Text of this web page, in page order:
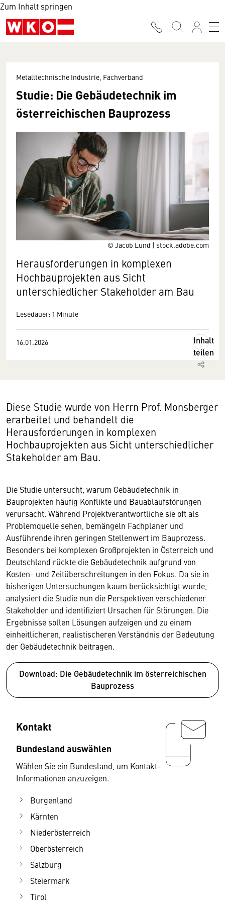
Zum Inhalt springen
© Jacob Lund | stock.adobe.com
Metalltechnische Industrie, Fachverband
Studie: Die Gebäudetechnik im
österreichischen Bauprozess
Herausforderungen in komplexen
Hochbauprojekten aus Sicht
unterschiedlicher Stakeholder am Bau
Lesedauer: 1 Minute
16.01.2026
Inhalt
teilen
Diese Studie wurde von Herrn Prof. Monsberger
erarbeitet und behandelt die
Herausforderungen in komplexen
Hochbauprojekten aus Sicht unterschiedlicher
Stakeholder am Bau.
Die Studie untersucht, warum Gebäudetechnik in
Bauprojekten häufig Konflikte und Bauablaufstörungen
verursacht. Während Projektverantwortliche sie oft als
Problemquelle sehen, bemängeln Fachplaner und
Ausführende ihren geringen Stellenwert im Bauprozess.
Besonders bei komplexen Großprojekten in Österreich und
Deutschland rückte die Gebäudetechnik aufgrund von
Kosten- und Zeitüberschreitungen in den Fokus. Da sie in
bisherigen Untersuchungen kaum berücksichtigt wurde,
analysiert die Studie nun die Perspektiven verschiedener
Stakeholder und identifiziert Ursachen für Störungen. Die
Ergebnisse sollen Lösungen aufzeigen und zu einem
einheitlicheren, realistischeren Verständnis der Bedeutung
der Gebäudetechnik beitragen.
Download: Die Gebäudetechnik im österreichischen
Bauprozess
Kontakt
Bundesland auswählen
Wählen Sie ein Bundesland, um Kontakt-
Informationen anzuzeigen.
Burgenland
Kärnten
Niederösterreich
Oberösterreich
Salzburg
Steiermark
Tirol